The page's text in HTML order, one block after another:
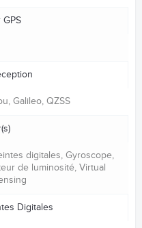
Galileo, QZSS
digitales, Gyroscope,
de luminosité, Virtual
Digitales